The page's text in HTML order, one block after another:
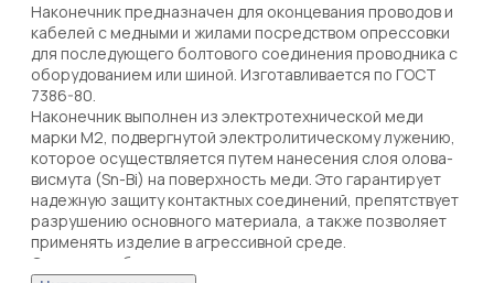
Наконечник предназначен для оконцевания проводов и
кабелей с медными и жилами посредством опрессовки
для последующего болтового соединения проводника с
оборудованием или шиной. Изготавливается по ГОСТ
7386-80.
Наконечник выполнен из электротехнической меди
марки М2, подвергнутой электролитическому лужению,
которое осуществляется путем нанесения слоя олова-
висмута (Sn-Bi) на поверхность меди. Это гарантирует
надежную защиту контактных соединений, препятствует
разрушению основного материала, а также позволяет
применять изделие в агрессивной среде.
Структура обозначения: